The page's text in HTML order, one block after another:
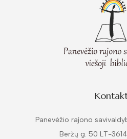
Panevėžio rajono
Beržų g. 50 LT-